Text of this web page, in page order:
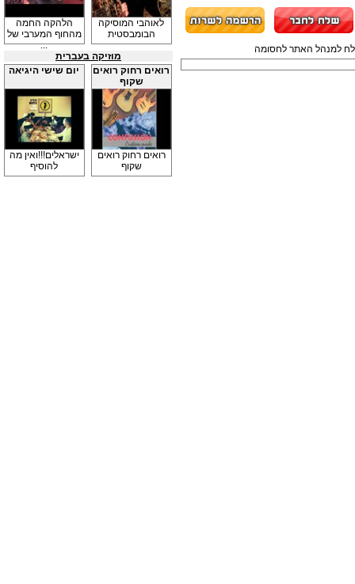
הלהקה החמה
מהחוף המערבי של
...
לאוהבי המוסיקה
הבומבסטית
מוזיקה בעברית
יום שישי היגיאה
ישראלים!!!ואין מה
להוסיף
רואים רחוק רואים
שקוף
רואים רחוק רואים
שקוף
למנהל האתר לחסומה